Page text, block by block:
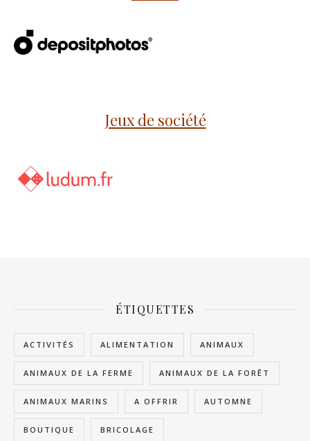
Jeux de société
ÉTIQUETTES
ACTIVITÉS ALIMENTATION ANIMAUX
ANIMAUX DE LA FERME ANIMAUX DE LA FORÊT
ANIMAUX MARINS A OFFRIR AUTOMNE
BOUTIQUE BRICOLAGE